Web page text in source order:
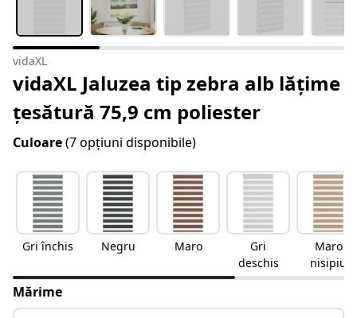
vidaXL
vidaXL Jaluzea tip zebra alb lățime
țesătură 75,9 cm poliester
Culoare(7 opțiuni disponibile)
Gri închis Negru Maro
Gri
deschis
Maro
nisipiu
Mărime